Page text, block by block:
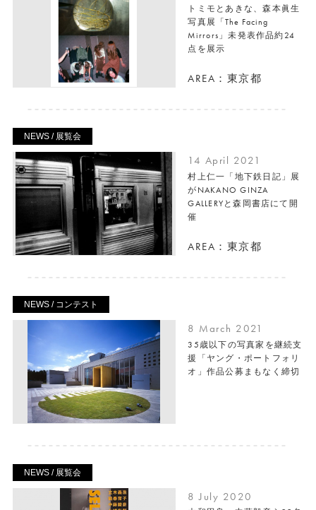
トミモとあきな、森本眞生
写真展「The Facing
Mirrors」未発表作品約24
点を展示
AREA：東京都
NEWS / 展覧会
14 April 2021
村上仁一「地下鉄日記」展
がNAKANO GINZA
GALLERYと森岡書店にて開
催
AREA：東京都
NEWS / コンテスト
8 March 2021
35歳以下の写真家を継続支
援「ヤング・ポートフォリ
オ」作品公募まもなく締切
NEWS / 展覧会
8 July 2020